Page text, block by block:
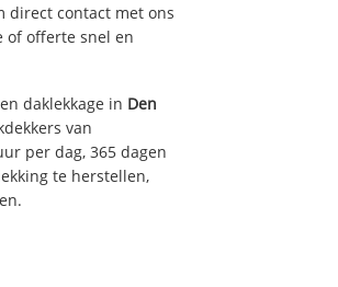
direct contact met ons
of offerte snel en
daklekkage in Den
van
per dag, 365 dagen
te herstellen,